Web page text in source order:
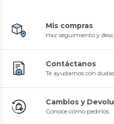
Mis compras
Haz seguimiento y
Contáctanos
Te ayudamos con
Cambios y
Conoce cómo pedirlos